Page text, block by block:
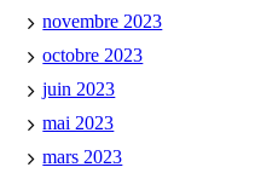
novembre 2023
octobre 2023
juin 2023
mai 2023
mars 2023